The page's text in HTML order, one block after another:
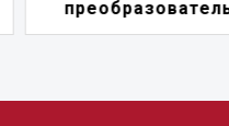
преобразователь